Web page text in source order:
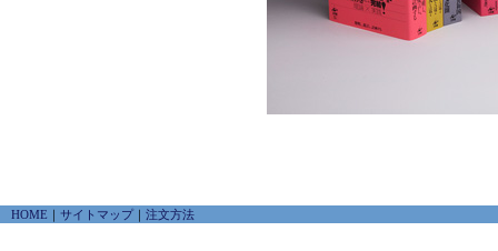
HOME ｜ サイトマップ｜ 注文方法